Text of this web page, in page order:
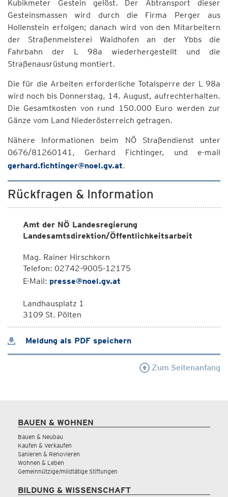
Kubikmeter Gestein gelöst. Der Abtransport dieser
Gesteinsmassen wird durch die Firma Perger aus
Hollenstein erfolgen; danach wird von den Mitarbeitern
der Straßenmeisterei Waidhofen an der Ybbs die
Fahrbahn der L 98a wiederhergestellt und die
Straßenausrüstung montiert.
Die für die Arbeiten erforderliche Totalsperre der L 98a
wird noch bis Donnerstag, 14. August, aufrechterhalten.
Die Gesamtkosten von rund 150.000 Euro werden zur
Gänze vom Land Niederösterreich getragen.
Nähere Informationen beim NÖ Straßendienst unter
0676/81260141, Gerhard Fichtinger, und e-mail
gerhard.fichtinger@noel.gv.at.
Rückfragen & Information
Amt der NÖ Landesregierung
Landesamtsdirektion/Öffentlichkeitsarbeit
Mag. Rainer Hirschkorn
Telefon: 02742-9005-12175
E-Mail: presse@noel.gv.at
Landhausplatz 1
3109 St. Pölten
Meldung als PDF speichern
Zum Seitenanfang
BAUEN & WOHNEN
Bauen & Neubau
Kaufen & Verkaufen
Sanieren & Renovieren
Wohnen & Leben
Gemeinnützige/mildtätige Stiftungen
BILDUNG & WISSENSCHAFT